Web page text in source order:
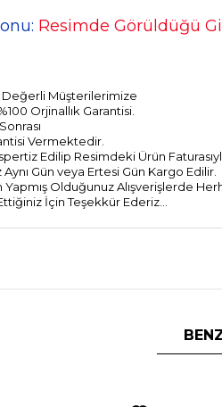
Resimde Görüldüğü
Değerli Müşterilerimize
Orjinallık Garantisi.
Vermektedir.
Edilip Resimdeki Ürün
Gün veya Ertesi Gün Kargo Edilir.
Olduğunuz Alışverişlerde
İçin Teşekkür Ederiz...